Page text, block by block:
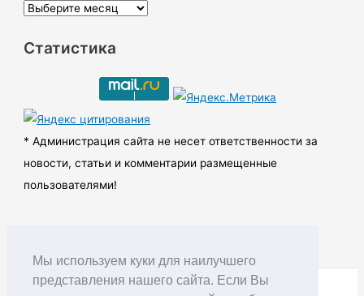
Мы используем куки для наилучшего
представления нашего сайта. Если Вы
А
х
ы
Статистика
* Администрация сайта не несет ответственности за
новости, статьи и комментарии размещенные
пользователями!